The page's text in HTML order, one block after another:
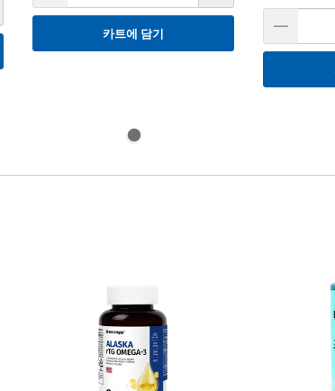
카트에 담기